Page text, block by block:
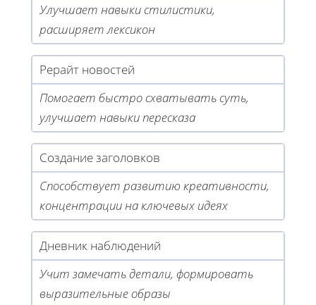
Улучшает навыки стилистики,
расширяет лексикон
Рерайт новостей
Помогает быстро схватывать суть,
улучшает навыки пересказа
Создание заголовков
Способствует развитию креативности,
концентрации на ключевых идеях
Дневник наблюдений
Учит замечать детали, формировать
выразительные образы